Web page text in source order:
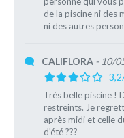
de la piscine ni des
ni des autres
CALIFLORA - 10/
Très belle piscine !
restreints. Je
après midi et celle
d'été ???